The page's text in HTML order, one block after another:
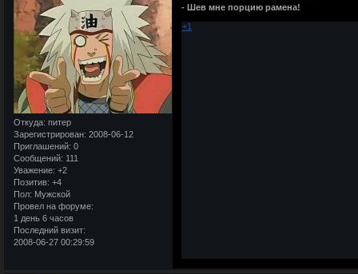
Откуда: питер
Зарегистрирован: 2008-06-12
Приглашений: 0
Сообщений: 111
Уважение: +2
Позитив: +4
Пол: Мужской
Провел на форуме:
1 день 6 часов
Последний визит:
2008-06-27 00:29:59
- Шев мне порцию рамена!
+1